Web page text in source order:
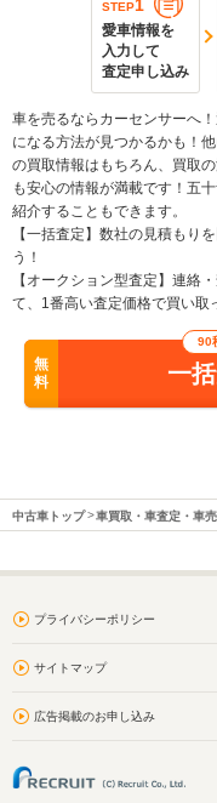
STEP1
愛車情報を
入力して
査定申し込み
車を売るならカーセンサーへ
になる方法が見つかるかも！
の買取情報はもちろん、買取
も安心の情報が満載です！五
紹介することもできます。
【一括査定】数社の見積もり
う！
【オークション型査定】連絡
て、1番高い査定価格で買い取
無
料
90
一
中古車トップ 車買取・車査定・車
プライバシーポリシー
サイトマップ
広告掲載のお申し込み